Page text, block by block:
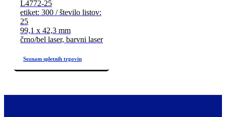
L4772-25
etiket: 300 / število listov:
25
99,1 x 42,3 mm
črno/bel laser, barvni laser